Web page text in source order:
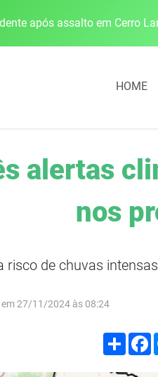
após assalto em Cerro
HOME
alertas
nos
risco de chuvas
em 27/11/2024 às 08:24